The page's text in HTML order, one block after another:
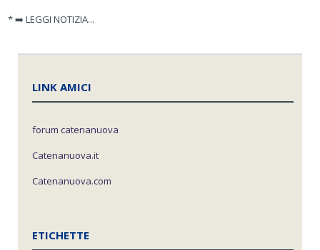
* ➡️ LEGGI NOTIZIA...
LINK AMICI
forum catenanuova
Catenanuova.it
Catenanuova.com
ETICHETTE